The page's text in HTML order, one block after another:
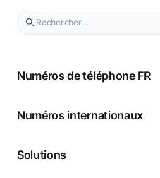
Numéros de téléphone FR
Numéros internationaux
Solutions